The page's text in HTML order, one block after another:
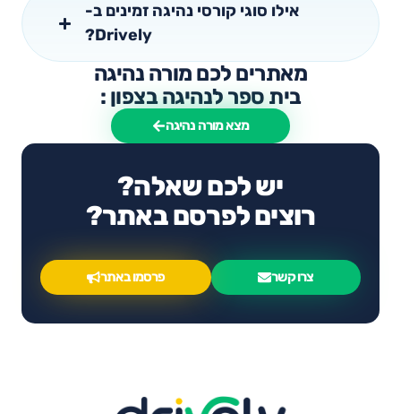
אילו סוגי קורסי נהיגה זמינים ב-
Drively?
מאתרים לכם מורה נהיגה
בית ספר לנהיגה בצפון :
מצא מורה נהיגה
יש לכם שאלה?
רוצים לפרסם באתר?
צרו קשר פרסמו באתר